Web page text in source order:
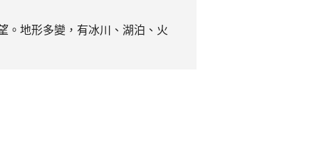
。地形多變，有冰川、湖泊、火